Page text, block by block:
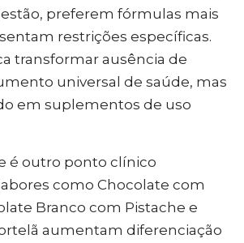
preferem fórmulas mais
restrições específicas.
transformar ausência de
universal de saúde, mas
em suplementos de uso
é outro ponto clínico
como Chocolate com
Branco com Pistache e
aumentam diferenciação